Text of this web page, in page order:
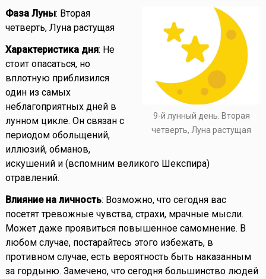
9-й лунный день. Вторая
четверть, Луна растущая
Фаза Луны: Вторая
четверть, Луна растущая
Характеристика дня: Не
стоит опасаться, но
вплотную приблизился
один из самых
неблагоприятных дней в
лунном цикле. Он связан с
периодом обольщений,
иллюзий, обманов,
искушений и (вспомним великого Шекспира)
отравлений.
Влияние на личность: Возможно, что сегодня вас
посетят тревожные чувства, страхи, мрачные мысли.
Может даже проявиться повышенное самомнение. В
любом случае, постарайтесь этого избежать, в
противном случае, есть вероятность быть наказанным
за гордыню. Замечено, что сегодня большинство людей